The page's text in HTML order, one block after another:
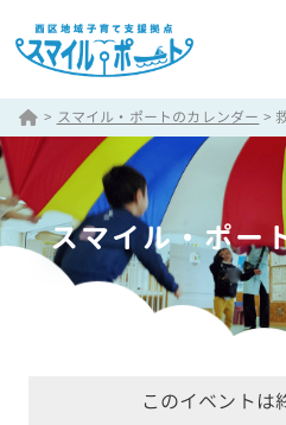
> スマイル・ポートのカレンダー >
スマイル・ポー
このイベントは